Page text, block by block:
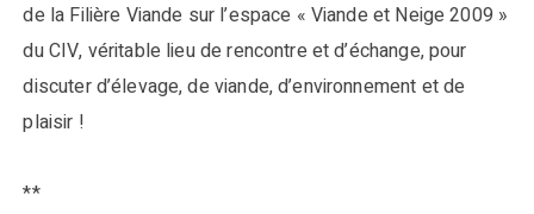
de la Filière Viande sur l’espace « Viande et Neige 2009 »
du CIV, véritable lieu de rencontre et d’échange, pour
discuter d’élevage, de viande, d’environnement et de
plaisir !
**